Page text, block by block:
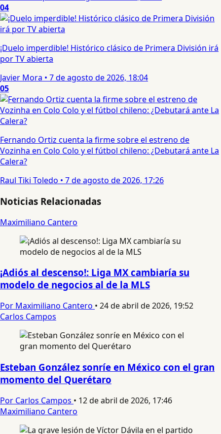
04
¡Duelo imperdible! Histórico clásico de Primera División irá
por TV abierta
Javier Mora • 7 de agosto de 2026, 18:04
05
Fernando Ortiz cuenta la firme sobre el estreno de
Vozinha en Colo Colo y el fútbol chileno: ¿Debutará ante La
Calera?
Raul Tiki Toledo • 7 de agosto de 2026, 17:26
Noticias Relacionadas
Maximiliano Cantero
¡Adiós al descenso!: Liga MX cambiaría su
modelo de negocios al de la MLS
Por Maximiliano Cantero • 24 de abril de 2026, 19:52
Carlos Campos
Esteban González sonríe en México con el gran
momento del Querétaro
Por Carlos Campos • 12 de abril de 2026, 17:46
Maximiliano Cantero